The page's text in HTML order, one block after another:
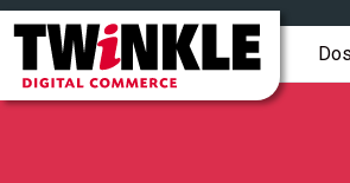
Twinkle
Digital
Commerce
Topmenu